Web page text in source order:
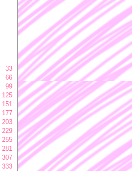
33
66
99
125
151
177
203
229
255
281
307
333